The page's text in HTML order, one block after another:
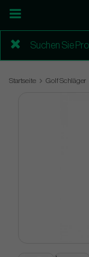
Startseite Golf Schläger